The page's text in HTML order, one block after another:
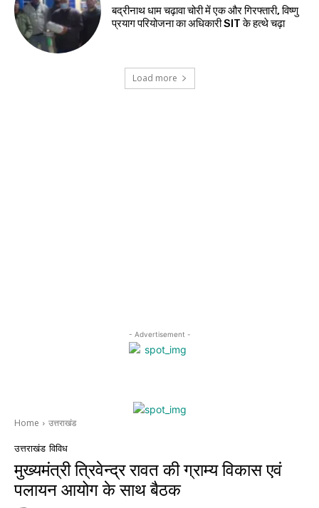
बद्रीनाथ धाम चढ़ावा चोरी में एक और गिरफ्तारी, विष्णु
प्रयाग परियोजना का अधिकारी SIT के हत्थे चढ़ा
Load more
- Advertisement -